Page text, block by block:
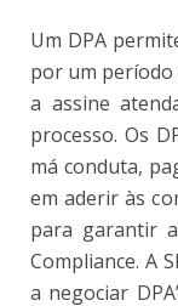
Um DPA
por um período
a assine
processo. Os
má conduta,
em aderir às
para garantir
Compliance. A
a negociar